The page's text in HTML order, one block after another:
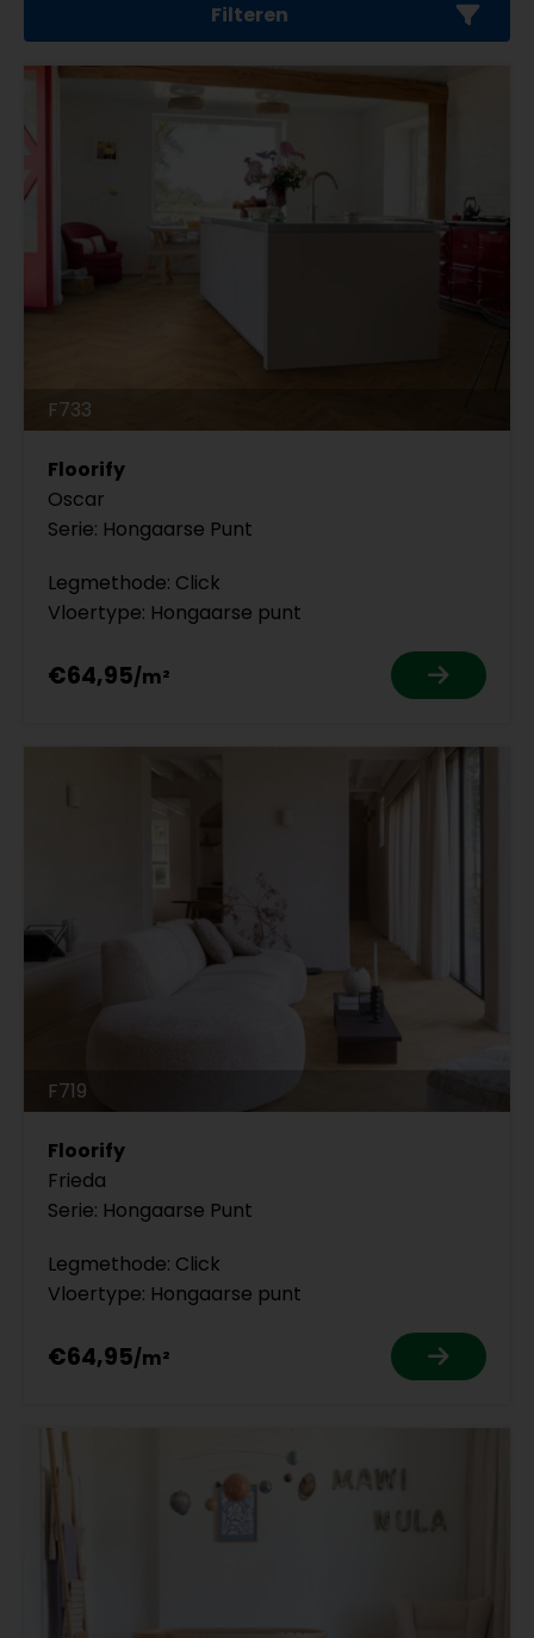
Filteren
F733
Floorify
Oscar
Serie: Hongaarse Punt
Legmethode: Click
Vloertype: Hongaarse punt
€64,95
F719
Floorify
Frieda
Serie: Hongaarse Punt
Legmethode: Click
Vloertype: Hongaarse punt
€64,95